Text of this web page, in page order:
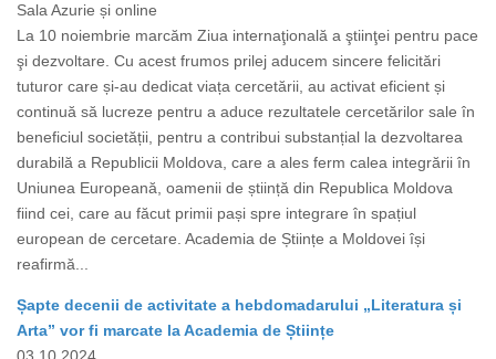
Sala Azurie și online
La 10 noiembrie marcăm Ziua internaţională a ştiinţei pentru pace
şi dezvoltare. Cu acest frumos prilej aducem sincere felicitări
tuturor care și-au dedicat viața cercetării, au activat eficient și
continuă să lucreze pentru a aduce rezultatele cercetărilor sale în
beneficiul societății, pentru a contribui substanțial la dezvoltarea
durabilă a Republicii Moldova, care a ales ferm calea integrării în
Uniunea Europeană, oamenii de știință din Republica Moldova
fiind cei, care au făcut primii pași spre integrare în spațiul
european de cercetare. Academia de Științe a Moldovei își
reafirmă...
Șapte decenii de activitate a hebdomadarului „Literatura și
Arta” vor fi marcate la Academia de Științe